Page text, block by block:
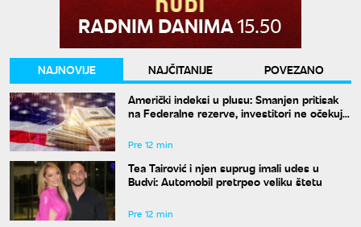
NAJNOVIJE NAJČITANIJE
POVEZANO
Američki indeksi u plusu: Smanjen pritisak
na Federalne rezerve, investitori ne očekuju
Pre 12 min
Tea Tairović i njen suprug imali udes u
Budvi: Automobil pretrpeo veliku štetu
Pre 12 min